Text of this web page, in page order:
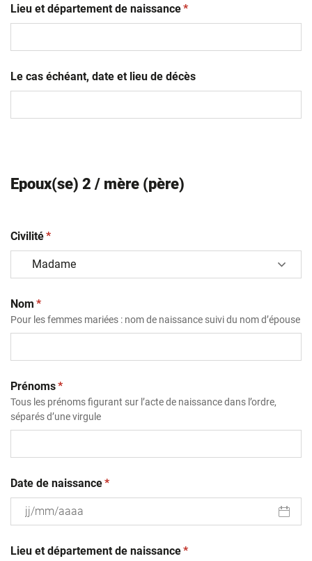
slash
MM
Lieu et département de naissance(obligatoire)
*
Le cas échéant, date et lieu de décès
Epoux(se) 2 / mère (père)
Civilité(obligatoire)
*
Nom (obligatoire)
*
Pour les femmes mariées : nom de naissance suivi du nom d’épouse
Prénoms(obligatoire)
*
Tous les prénoms figurant sur l’acte de naissance dans l’ordre,
séparés d’une virgule
Date de naissance(obligatoire)
*
slash
Lieu et département de naissance(obligatoire)
*